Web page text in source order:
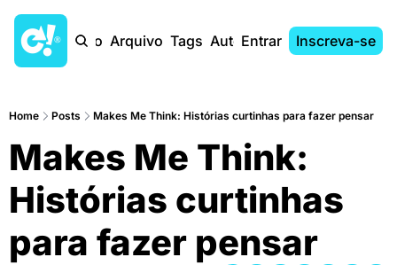
Início Arquivo Tags AutoresEntrar Inscreva-se
Home Posts Makes Me Think: Histórias curtinhas para fazer pensar
Makes Me Think:
Histórias curtinhas
para fazer pensar